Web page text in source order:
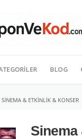
BLOG
SINEMA & ETKINLIK & KONSER